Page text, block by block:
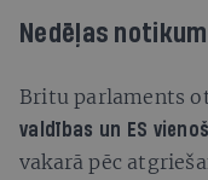
Nedēļas
Britu parlaments
valdības un ES
vakarā pēc